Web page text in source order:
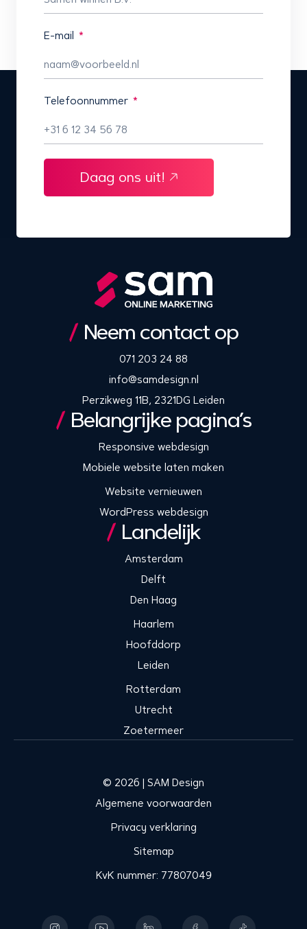
E-mail
Telefoonnummer
Daag ons uit!
Neem contact op
071 203 24 88
info@samdesign.nl
Perzikweg 11B, 2321DG Leiden
Belangrijke pagina’s
Responsive webdesign
Mobiele website laten maken
Website vernieuwen
WordPress webdesign
Landelijk
Amsterdam
Delft
Den Haag
Haarlem
Hoofddorp
Leiden
Rotterdam
Utrecht
Zoetermeer
© 2026 | SAM Design
Algemene voorwaarden
Privacy verklaring
Sitemap
KvK nummer: 77807049